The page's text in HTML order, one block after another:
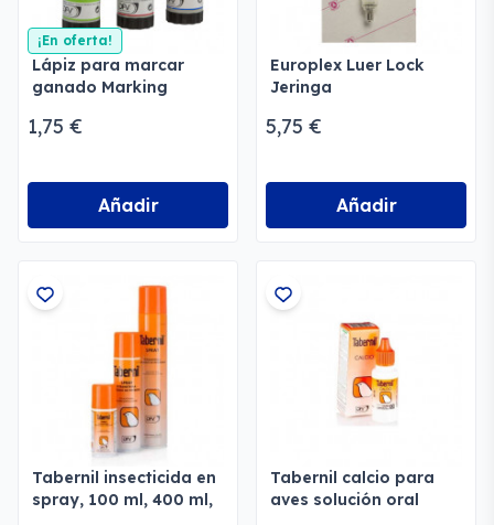
¡En oferta!
Lápiz para marcar
ganado Marking
1,75 €
Añadir
Europlex Luer Lock
Jeringa
5,75 €
Añadir
Tabernil insecticida en
spray, 100 ml, 400 ml,
Tabernil calcio para
aves solución oral